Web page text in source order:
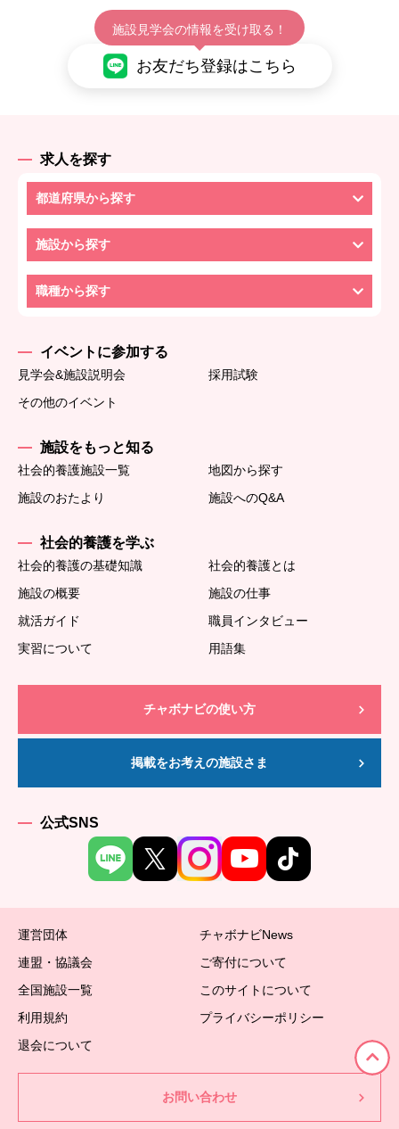
施設見学会の情報を受け取る！
お友だち登録はこちら
求人を探す
都道府県から探す
施設から探す
職種から探す
イベントに参加する
見学会&施設説明会
採用試験
その他のイベント
施設をもっと知る
社会的養護施設一覧
地図から探す
施設のおたより
施設へのQ&A
社会的養護を学ぶ
社会的養護の基礎知識
社会的養護とは
施設の概要
施設の仕事
就活ガイド
職員インタビュー
実習について
用語集
チャボナビの使い方
掲載をお考えの施設さま
公式SNS
運営団体
チャボナビNews
連盟・協議会
ご寄付について
全国施設一覧
このサイトについて
利用規約
プライバシーポリシー
退会について
お問い合わせ